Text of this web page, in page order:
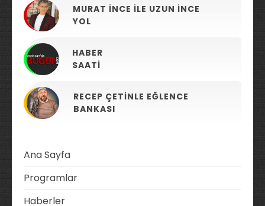
MURAT İNCE ILE UZUN İNCE
YOL
HABER
SAATI
RECEP ÇETINLE EĞLENCE
BANKASI
Ana Sayfa
Programlar
Haberler